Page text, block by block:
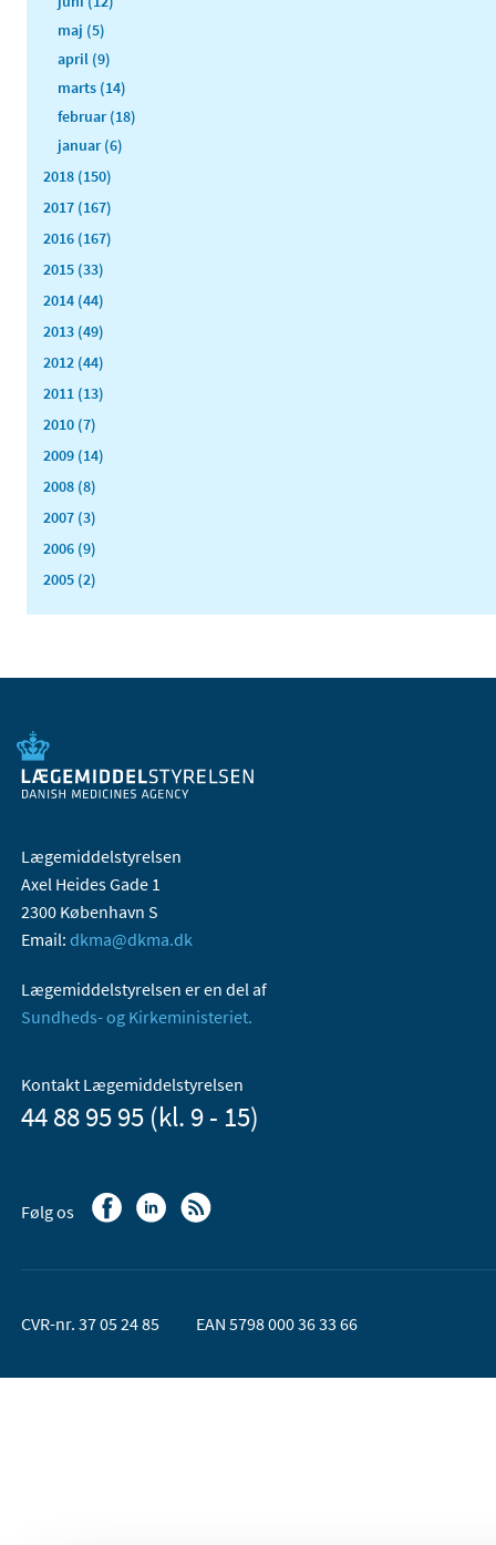
maj (5)
april (9)
marts (14)
februar (18)
januar (6)
2018 (150)
2017 (167)
2016 (167)
2015 (33)
2014 (44)
2013 (49)
2012 (44)
2011 (13)
2010 (7)
2009 (14)
2008 (8)
2007 (3)
2006 (9)
2005 (2)
Lægemiddelstyrelsen
Axel Heides Gade 1
2300 København S
Email: dkma@dkma.dk
Lægemiddelstyrelsen er en del af
Sundheds- og Kirkeministeriet.
Kontakt Lægemiddelstyrelsen
44 88 95 95 (kl. 9 - 15)
Følg os
CVR-nr. 37 05 24 85 EAN 5798 000 36 33 66